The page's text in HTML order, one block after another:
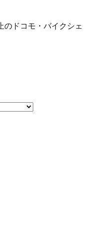
のドコモ・バイクシェ